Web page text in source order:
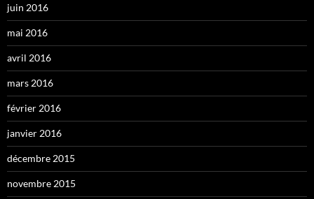
juin 2016
mai 2016
avril 2016
mars 2016
février 2016
janvier 2016
décembre 2015
novembre 2015